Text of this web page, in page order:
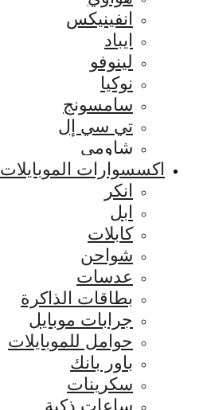
انفينيكس
ايباد
لينوفو
نوكيا
سامسونج
تي سي إل
شاومي
اكسسوارات الموبايلات
انكر
ابل
كابلات
شواحن
عدسات
بطاقات الذاكرة
جرابات موبايل
حوامل للموبايلات
باور بانك
سكرينات
ساعات ذكية